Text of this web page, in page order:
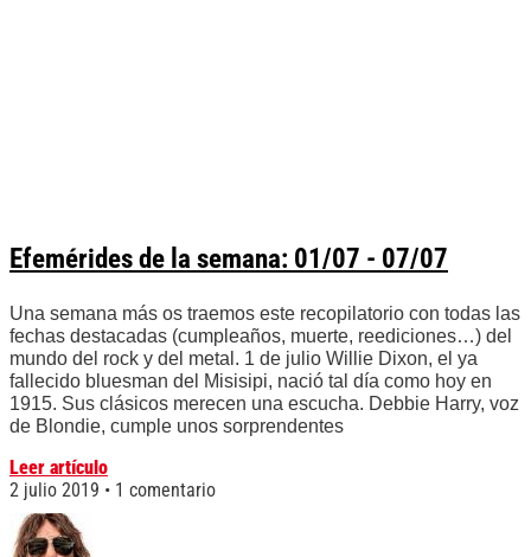
Efemérides de la semana: 01/07 - 07/07
Una semana más os traemos este recopilatorio con todas las
fechas destacadas (cumpleaños, muerte, reediciones…) del
mundo del rock y del metal. 1 de julio Willie Dixon, el ya
fallecido bluesman del Misisipi, nació tal día como hoy en
1915. Sus clásicos merecen una escucha. Debbie Harry, voz
de Blondie, cumple unos sorprendentes
Leer artículo
2 julio 2019
1 comentario